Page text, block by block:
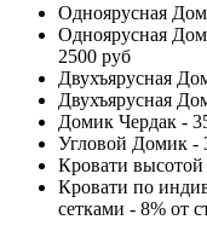
Одноярусная
Одноярусная
2500 руб
Двухъярусная
Двухъярусная
Домик Чердак -
Угловой Домик -
Кровати
Кровати по
сетками - 8% от